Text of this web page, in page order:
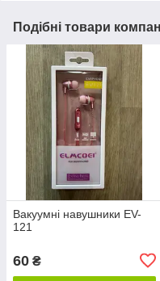
Подібні товари
Вакуумні навушники EV-
121
60 ₴